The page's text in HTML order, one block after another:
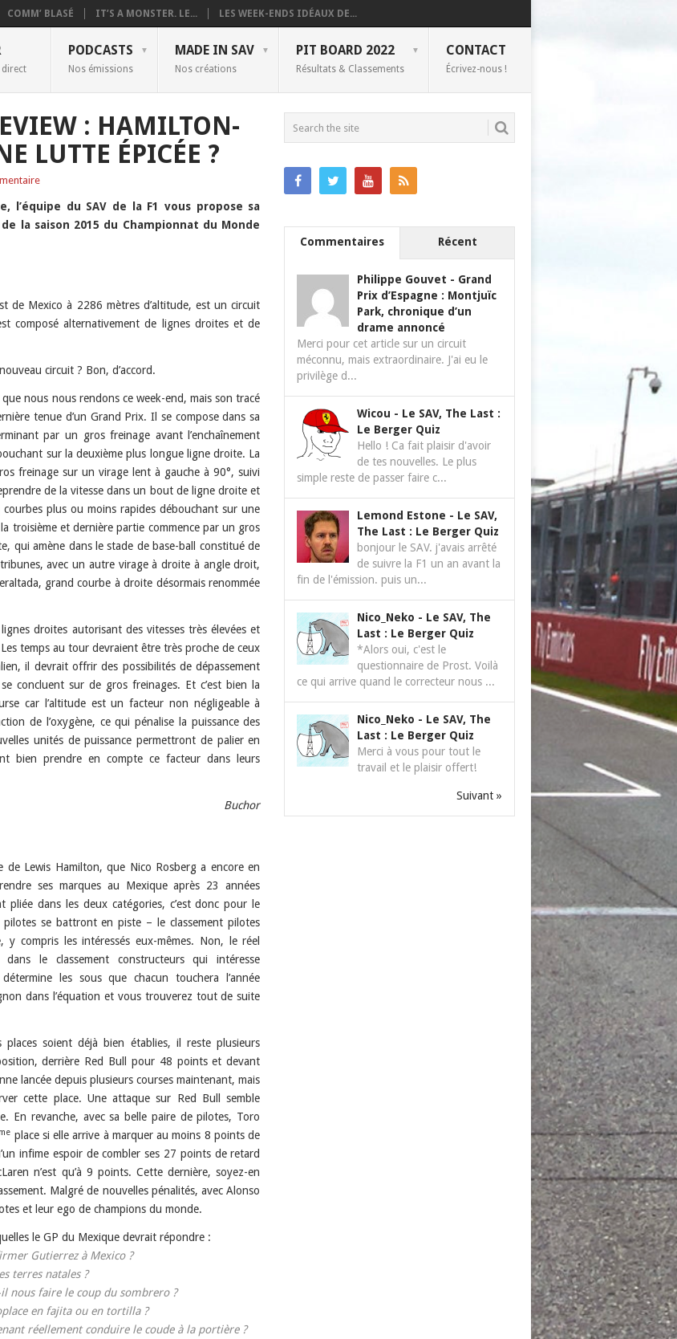
COMM’ BLASÉ IT’S A MONSTER. LE... LES WEEK-ENDS IDÉAUX DE...
direct
PODCASTS
Nos émissions
MADE IN SAV
Nos créations
PIT BOARD 2022
Résultats & Classements
CONTACT
Écrivez-nous !
: HAMILTON-
LUTTE ÉPICÉE ?
l’équipe du SAV de la F1 vous propose sa
la saison 2015 du Championnat du Monde
de Mexico à 2286 mètres d’altitude, est un circuit
composé alternativement de lignes droites et de
circuit ? Bon, d’accord.
nous nous rendons ce week-end, mais son tracé
tenue d’un Grand Prix. Il se compose dans sa
par un gros freinage avant l’enchaînement
sur la deuxième plus longue ligne droite. La
freinage sur un virage lent à gauche à 90°, suivi
de la vitesse dans un bout de ligne droite et
plus ou moins rapides débouchant sur une
troisième et dernière partie commence par un gros
qui amène dans le stade de base-ball constitué de
avec un autre virage à droite à angle droit,
grand courbe à droite désormais renommée
droites autorisant des vitesses très élevées et
temps au tour devraient être très proche de ceux
il devrait offrir des possibilités de dépassement
concluent sur de gros freinages. Et c’est bien la
car l’altitude est un facteur non négligeable à
de l’oxygène, ce qui pénalise la puissance des
unités de puissance permettront de palier en
bien prendre en compte ce facteur dans leurs
Buchor
Lewis Hamilton, que Nico Rosberg a encore en
ses marques au Mexique après 23 années
pliée dans les deux catégories, c’est donc pour le
se battront en piste – le classement pilotes
y compris les intéressés eux-mêmes. Non, le réel
le classement constructeurs qui intéresse
les sous que chacun touchera l’année
dans l’équation et vous trouverez tout de suite
soient déjà bien établies, il reste plusieurs
derrière Red Bull pour 48 points et devant
lancée depuis plusieurs courses maintenant, mais
cette place. Une attaque sur Red Bull semble
En revanche, avec sa belle paire de pilotes, Toro
place si elle arrive à marquer au moins 8 points de
infime espoir de combler ses 27 points de retard
n’est qu’à 9 points. Cette dernière, soyez-en
Malgré de nouvelles pénalités, avec Alonso
et leur ego de champions du monde.
le GP du Mexique devrait répondre :
Gutierrez à Mexico ?
terres natales ?
nous faire le coup du sombrero ?
en fajita ou en tortilla ?
réellement conduire le coude à la portière ?
Commentaires Récent
Philippe Gouvet - Grand
Prix d’Espagne : Montjuïc
Park, chronique d’un
drame annoncé
Merci pour cet article sur un circuit
méconnu, mais extraordinaire. J'ai eu le
privilège d...
Wicou - Le SAV, The Last :
Le Berger Quiz
Hello ! Ca fait plaisir d'avoir
de tes nouvelles. Le plus
simple reste de passer faire c...
Lemond Estone - Le SAV,
The Last : Le Berger Quiz
bonjour le SAV. j'avais arrêté
de suivre la F1 un an avant la
fin de l'émission. puis un...
Nico_Neko - Le SAV, The
Last : Le Berger Quiz
*Alors oui, c'est le
questionnaire de Prost. Voilà
ce qui arrive quand le correcteur nous ...
Nico_Neko - Le SAV, The
Last : Le Berger Quiz
Merci à vous pour tout le
travail et le plaisir offert!
Suivant »